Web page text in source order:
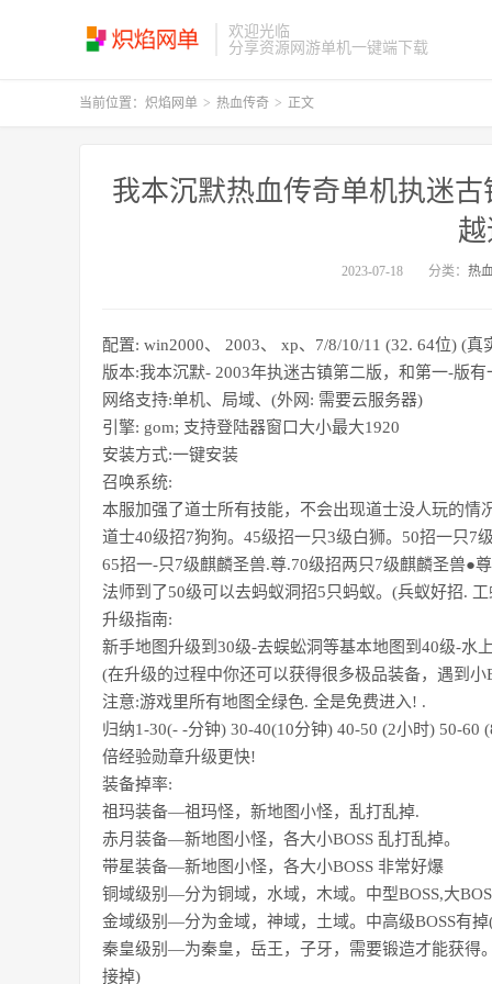
欢迎光临
分享资源网游单机一键端下载
当前位置： 炽焰网单 > 热血传奇 > 正文
我本沉默热血传奇单机执迷
2023-07-18 分类： 热
配置: win2000、 2003、 xp、7/8/10/11 (32. 64位) (真
版本:我本沉默- 2003年执迷古镇第二版，和第一-版
网络支持:单机、局域、(外网: 需要云服务器)
引擎: gom; 支持登陆器窗口大小最大1920
安装方式:一键安装
召唤系统:
本服加强了道士所有技能，不会出现道士没人玩的情
道士40级招7狗狗。45级招一只3级白狮。50招一只7
65招一-只7级麒麟圣兽.尊.70级招两只7级麒麟圣兽●尊
法师到了50级可以去蚂蚁洞招5只蚂蚁。(兵蚁好招.
升级指南:
新手地图升级到30级-去蜈蚣洞等基本地图到40级-水
(在升级的过程中你还可以获得很多极品装备，遇到
注意:游戏里所有地图全绿色. 全是免费进入! .
归纳1-30(- -分钟) 30-40(10分钟) 40-50 (2小时) 50-60
倍经验勋章升级更快!
装备掉率:
祖玛装备—祖玛怪，新地图小怪，乱打乱掉.
赤月装备—新地图小怪，各大小BOSS 乱打乱掉。
带星装备—新地图小怪，各大小BOSS 非常好爆
铜域级别—分为铜域，水域，木域。中型BOSS,大
金域级别—分为金域，神域，土域。中高级BOSS有掉
秦皇级别—为秦皇，岳王，子牙，需要锻造才能获得
接掉)